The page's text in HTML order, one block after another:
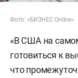
Фото: «БИЗНЕС Online»
«В США на
готовиться к
что